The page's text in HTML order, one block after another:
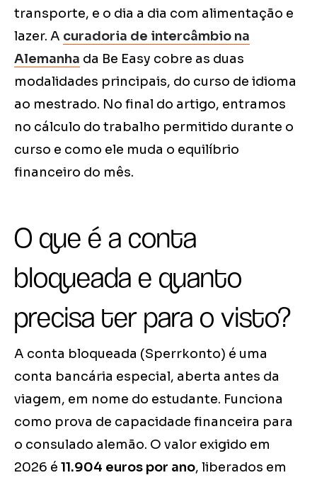
transporte, e o dia a dia com alimentação e
lazer. A curadoria de intercâmbio na
Alemanha da Be Easy cobre as duas
modalidades principais, do curso de idioma
ao mestrado. No final do artigo, entramos
no cálculo do trabalho permitido durante o
curso e como ele muda o equilíbrio
financeiro do mês.
O que é a conta
bloqueada e quanto
precisa ter para o visto?
A conta bloqueada (Sperrkonto) é uma
conta bancária especial, aberta antes da
viagem, em nome do estudante. Funciona
como prova de capacidade financeira para
o consulado alemão. O valor exigido em
2026 é 11.904 euros por ano, liberados em